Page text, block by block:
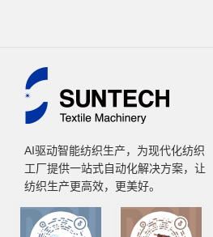
AI驱动智能纺织生产，为现代化纺织
工厂提供一站式自动化解决方案，让
纺织生产更高效，更美好。